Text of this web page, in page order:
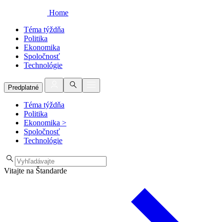
Home
Téma týždňa
Politika
Ekonomika
Spoločnosť
Technológie
Predplatné
Téma týždňa
Politika
Ekonomika >
Spoločnosť
Technológie
Vitajte na Štandarde